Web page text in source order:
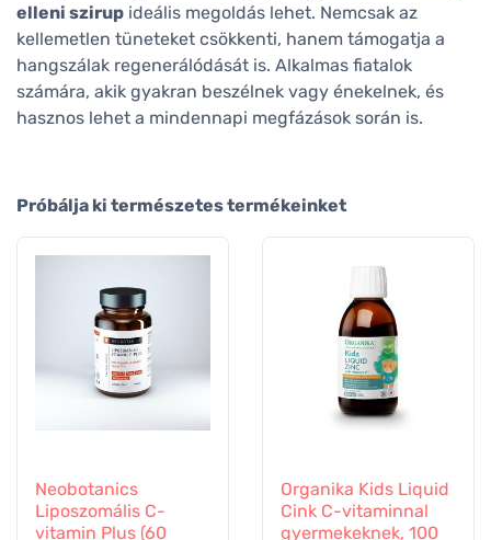
elleni szirup ideális megoldás lehet. Nemcsak az
kellemetlen tüneteket csökkenti, hanem támogatja a
hangszálak regenerálódását is. Alkalmas fiatalok
számára, akik gyakran beszélnek vagy énekelnek, és
hasznos lehet a mindennapi megfázások során is.
Próbálja ki természetes termékeinket
Neobotanics
Liposzomális C-
vitamin Plus (60
Organika Kids Liquid
Cink C-vitaminnal
gyermekeknek, 100